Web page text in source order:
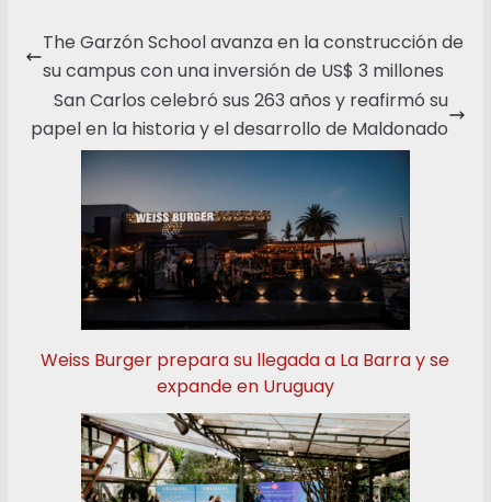
The Garzón School avanza en la construcción de
su campus con una inversión de US$ 3 millones
San Carlos celebró sus 263 años y reafirmó su
papel en la historia y el desarrollo de Maldonado
Weiss Burger prepara su llegada a La Barra y se
expande en Uruguay